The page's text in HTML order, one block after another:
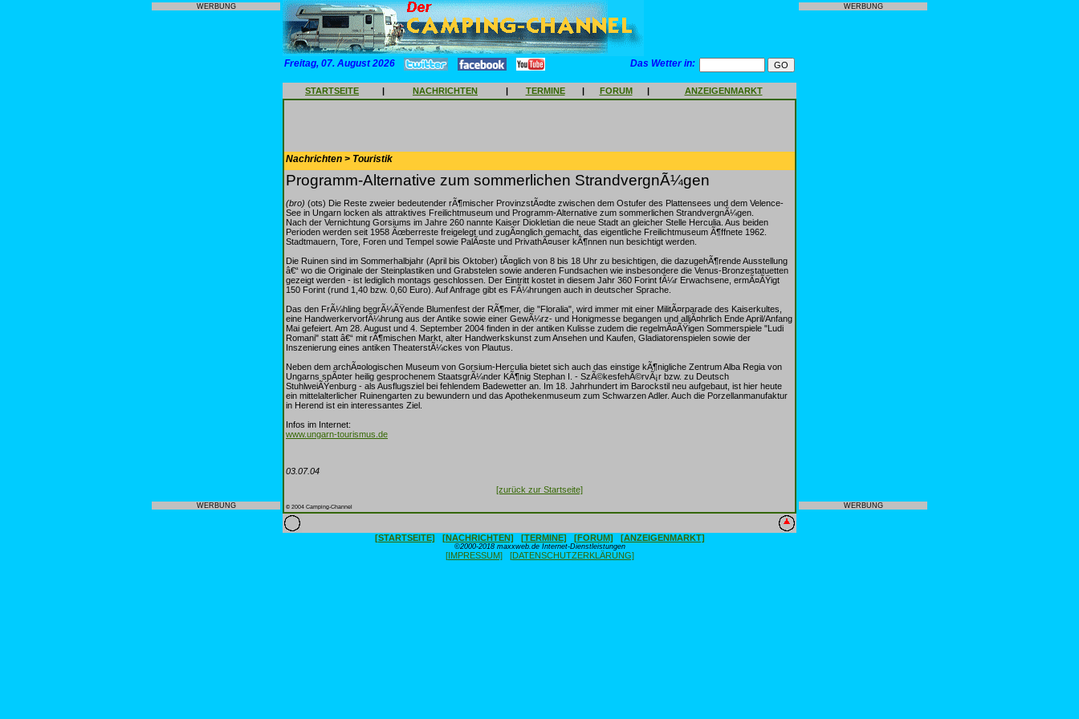
WERBUNG
WERBUNG
Freitag, 07. August 2026 Das Wetter in:
STARTSEITE | NACHRICHTEN | TERMINE | FORUM | ANZEIGENMARKT
Nachrichten > Touristik
Programm-Alternative zum sommerlichen StrandvergnÃ¼gen
(bro) (ots) Die Reste zweier bedeutender rÃ¶mischer ProvinzstÃ¤dte zwischen dem Ostufer des Plattensees und dem Velence-
See in Ungarn locken als attraktives Freilichtmuseum und Programm-Alternative zum sommerlichen StrandvergnÃ¼gen.
Nach der Vernichtung Gorsiums im Jahre 260 nannte Kaiser Diokletian die neue Stadt an gleicher Stelle Herculia. Aus beiden
Perioden werden seit 1958 Ãœberreste freigelegt und zugÃ¤nglich gemacht, das eigentliche Freilichtmuseum Ã¶ffnete 1962.
Stadtmauern, Tore, Foren und Tempel sowie PalÃ¤ste und PrivathÃ¤user kÃ¶nnen nun besichtigt werden.
Die Ruinen sind im Sommerhalbjahr (April bis Oktober) tÃ¤glich von 8 bis 18 Uhr zu besichtigen, die dazugehÃ¶rende Ausstellung
â€“ wo die Originale der Steinplastiken und Grabstelen sowie anderen Fundsachen wie insbesondere die Venus-Bronzestatuetten
gezeigt werden - ist lediglich montags geschlossen. Der Eintritt kostet in diesem Jahr 360 Forint fÃ¼r Erwachsene, ermÃ¤ÃŸigt
150 Forint (rund 1,40 bzw. 0,60 Euro). Auf Anfrage gibt es FÃ¼hrungen auch in deutscher Sprache.
Das den FrÃ¼hling begrÃ¼ÃŸende Blumenfest der RÃ¶mer, die "Floralia", wird immer mit einer MilitÃ¤rparade des Kaiserkultes,
eine HandwerkervorfÃ¼hrung aus der Antike sowie einer GewÃ¼rz- und Honigmesse begangen und alljÃ¤hrlich Ende April/Anfang
Mai gefeiert. Am 28. August und 4. September 2004 finden in der antiken Kulisse zudem die regelmÃ¤ÃŸigen Sommerspiele "Ludi
Romani" statt â€“ mit rÃ¶mischen Markt, alter Handwerkskunst zum Ansehen und Kaufen, Gladiatorenspielen sowie der
Inszenierung eines antiken TheaterstÃ¼ckes von Plautus.
Neben dem archÃ¤ologischen Museum von Gorsium-Herculia bietet sich auch das einstige kÃ¶nigliche Zentrum Alba Regia von
Ungarns spÃ¤ter heilig gesprochenem StaatsgrÃ¼nder KÃ¶nig Stephan I. - SzÃ©kesfehÃ©rvÃ¡r bzw. zu Deutsch
StuhlweiÃŸenburg - als Ausflugsziel bei fehlendem Badewetter an. Im 18. Jahrhundert im Barockstil neu aufgebaut, ist hier heute
ein mittelalterlicher Ruinengarten zu bewundern und das Apothekenmuseum zum Schwarzen Adler. Auch die Porzellanmanufaktur
in Herend ist ein interessantes Ziel.
Infos im Internet:
www.ungarn-tourismus.de
03.07.04
[zurück zur Startseite]
© 2004 Camping-Channel
[STARTSEITE] [NACHRICHTEN] [TERMINE] [FORUM] [ANZEIGENMARKT]
©2000-2018 maxxweb.de Internet-Dienstleistungen
[IMPRESSUM] [DATENSCHUTZERKLÄRUNG]
WERBUNG
WERBUNG